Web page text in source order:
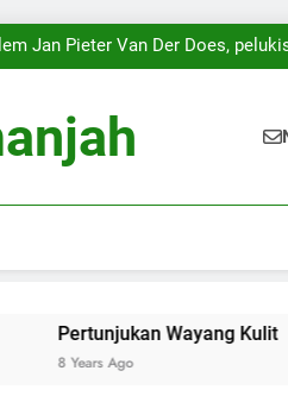
Ulang (Reframing) Gambuh,
Jan Pieter Van Der Does,
Jan Pieter Van Der Does,
Pertunjukan Wayang Kulit
8 Years Ago